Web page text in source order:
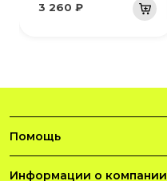
3 260 ₽
Помощь
Информации о компании